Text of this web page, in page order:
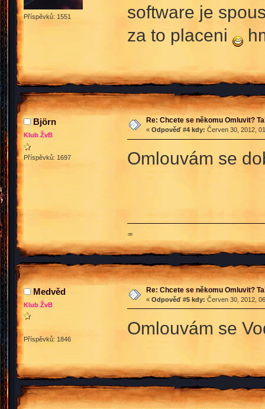
Příspěvků: 1551
software je
za to placeni
Björn
Klub ŽvB
Příspěvků: 1697
Re: Chcete se někomu Omluvit?
« Odpověď #4 kdy: Červen 30, 2012,
Omlouvám se
♒
Medvěd
Klub ŽvB
Příspěvků: 1846
Re: Chcete se někomu Omluvit?
« Odpověď #5 kdy: Červen 30, 2012,
Omlouvám se